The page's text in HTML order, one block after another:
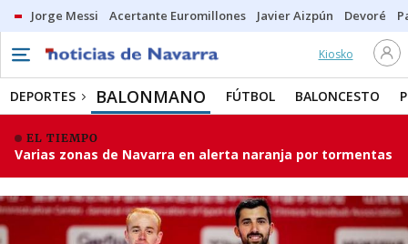
Jorge Messi Acertante Euromillones Javier Aizpún Devoré
Kiosko
DEPORTES BALONMANO FÚTBOL BALONCESTO
EL TIEMPO
Varias zonas de Navarra en alerta naranja por tormentas